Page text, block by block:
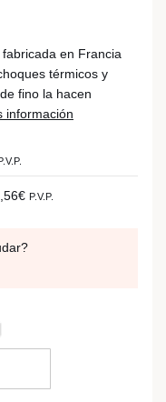
en Francia
térmicos y
fino la hacen
información
P.V.P.